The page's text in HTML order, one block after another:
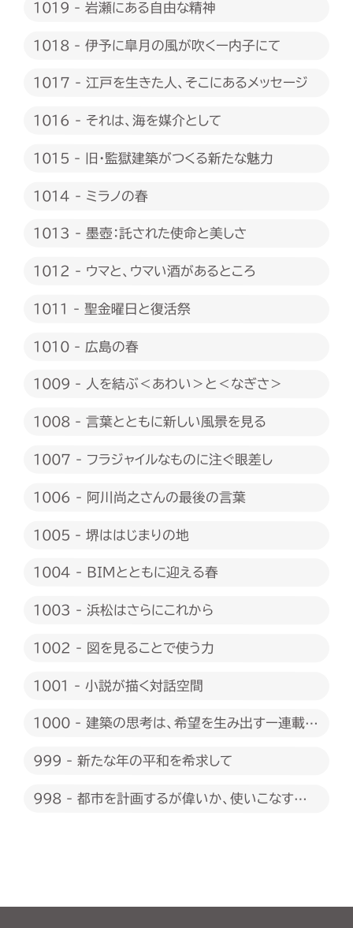
1019 - 岩瀬にある自由な精神
1018 - 伊予に皐月の風が吹くー内子にて
1017 - 江戸を生きた人、そこにあるメッセージ
1016 - それは、海を媒介として
1015 - 旧・監獄建築がつくる新たな魅力
1014 - ミラノの春
1013 - 墨壺：託された使命と美しさ
1012 - ウマと、ウマい酒があるところ
1011 - 聖金曜日と復活祭
1010 - 広島の春
1009 - 人を結ぶ＜あわい＞と＜なぎさ＞
1008 - 言葉とともに新しい風景を見る
1007 - フラジャイルなものに注ぐ眼差し
1006 - 阿川尚之さんの最後の言葉
1005 - 堺ははじまりの地
1004 - BIMとともに迎える春
1003 - 浜松はさらにこれから
1002 - 図を見ることで使う力
1001 - 小説が描く対話空間
1000 - 建築の思考は、希望を生み出すー連載
999 - 新たな年の平和を希求して
998 - 都市を計画するが偉いか、使いこなすが